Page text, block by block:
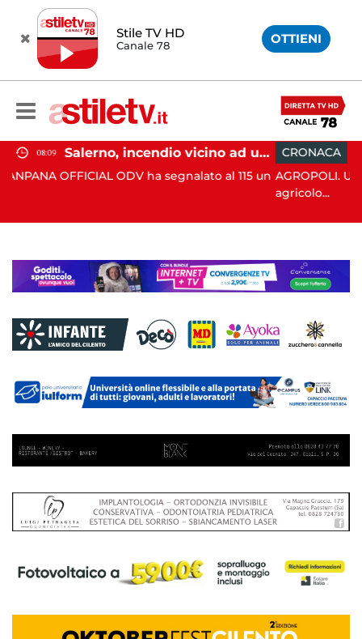
Stile TV HD
Canale 78 OTTIENI
Salerno, incendio vicino ad un traliccio: tempestivi i soccorsi
ha segnalato al 115 un
CRONACA 15:35
AGROPOLI. Un 71enne ha perso la